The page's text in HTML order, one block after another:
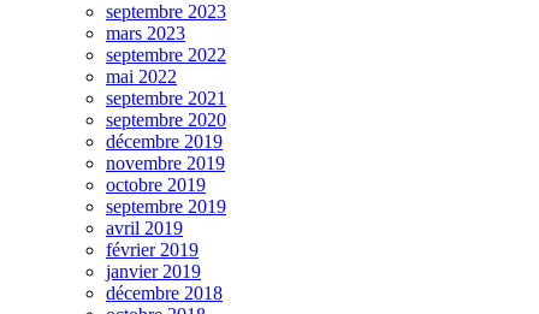
septembre 2023
mars 2023
septembre 2022
mai 2022
septembre 2021
septembre 2020
décembre 2019
novembre 2019
octobre 2019
septembre 2019
avril 2019
février 2019
janvier 2019
décembre 2018